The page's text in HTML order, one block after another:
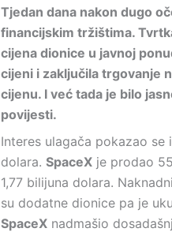
Tjedan dana nakon dugo
financijskim tržištima.
cijena dionice u javnoj
cijeni i zaključila trgovanje
cijenu. I već tada je bilo
povijesti.
Interes ulagača pokazao
dolara. SpaceX je prodao
1,77 bilijuna dolara.
su dodatne dionice pa je
SpaceX nadmašio